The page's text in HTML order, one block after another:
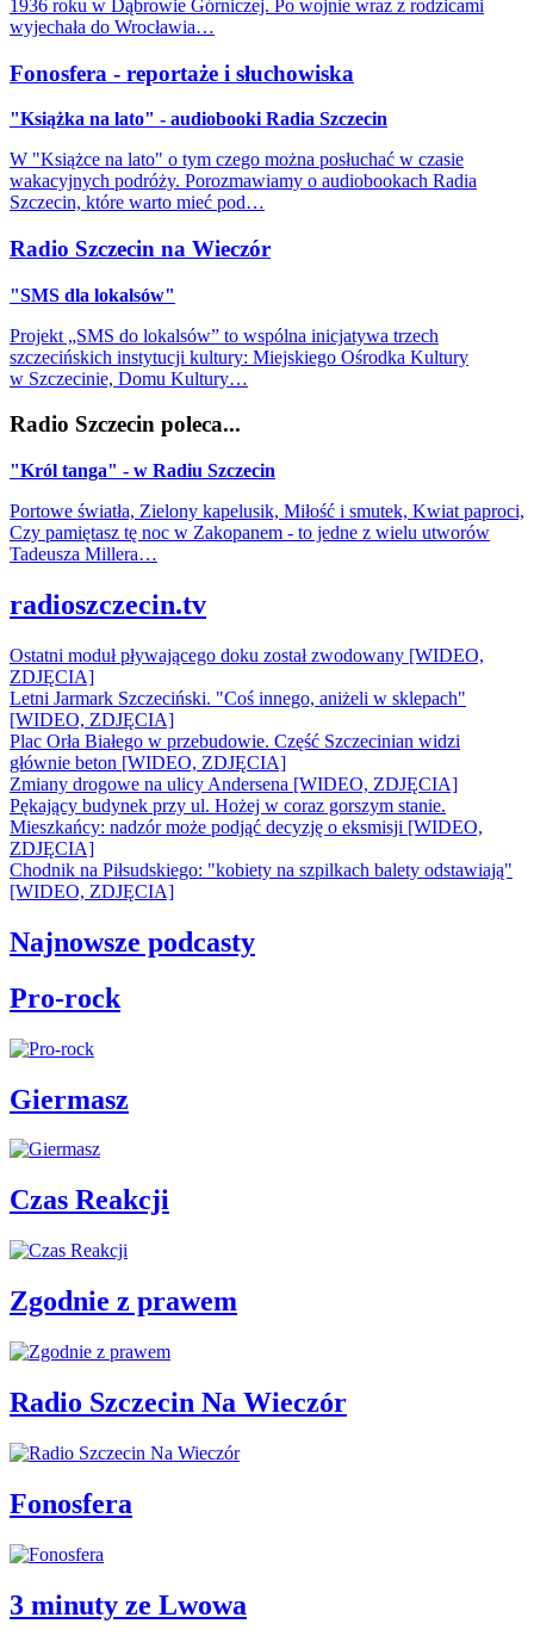
1936 roku w Dąbrowie Górniczej. Po wojnie wraz z rodzicami
wyjechała do Wrocławia…
Fonosfera - reportaże i słuchowiska
"Książka na lato" - audiobooki Radia Szczecin
W "Książce na lato" o tym czego można posłuchać w czasie
wakacyjnych podróży. Porozmawiamy o audiobookach Radia
Szczecin, które warto mieć pod…
Radio Szczecin na Wieczór
"SMS dla lokalsów"
Projekt „SMS do lokalsów” to wspólna inicjatywa trzech
szczecińskich instytucji kultury: Miejskiego Ośrodka Kultury
w Szczecinie, Domu Kultury…
Radio Szczecin poleca...
"Król tanga" - w Radiu Szczecin
Portowe światła, Zielony kapelusik, Miłość i smutek, Kwiat paproci,
Czy pamiętasz tę noc w Zakopanem - to jedne z wielu utworów
Tadeusza Millera…
radioszczecin.tv
Ostatni moduł pływającego doku został zwodowany [WIDEO,
ZDJĘCIA]
Letni Jarmark Szczeciński. "Coś innego, aniżeli w sklepach"
[WIDEO, ZDJĘCIA]
Plac Orła Białego w przebudowie. Część Szczecinian widzi
głównie beton [WIDEO, ZDJĘCIA]
Zmiany drogowe na ulicy Andersena [WIDEO, ZDJĘCIA]
Pękający budynek przy ul. Hożej w coraz gorszym stanie.
Mieszkańcy: nadzór może podjąć decyzję o eksmisji [WIDEO,
ZDJĘCIA]
Chodnik na Piłsudskiego: "kobiety na szpilkach balety odstawiają"
[WIDEO, ZDJĘCIA]
Najnowsze podcasty
Pro-rock
Giermasz
Czas Reakcji
Zgodnie z prawem
Radio Szczecin Na Wieczór
Fonosfera
3 minuty ze Lwowa